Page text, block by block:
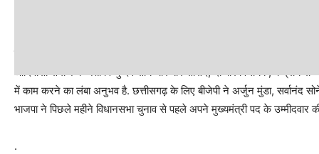
आदिवासी समाज के नेता विष्णु देव साय चार बार सांसद, दो बार विधायक, केंद्रीय
में काम करने का लंबा अनुभव है. छत्तीसगढ़ के लिए बीजेपी ने अर्जुन मुंडा, सर्वानंद
भाजपा ने पिछले महीने विधानसभा चुनाव से पहले अपने मुख्यमंत्री पद के उम्मीदवार
.